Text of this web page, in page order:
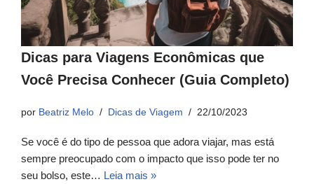
Dicas para Viagens Econômicas que
Você Precisa Conhecer (Guia Completo)
por Beatriz Melo Dicas de Viagem 22/10/2023
Se você é do tipo de pessoa que adora viajar, mas está
sempre preocupado com o impacto que isso pode ter no
seu bolso, este… Leia mais »